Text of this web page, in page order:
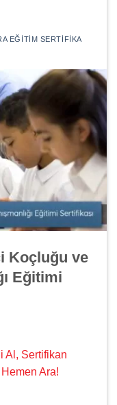
EĞITIM SERTIFIKA
Koçluğu ve
Eğitimi
Al, Sertifikan
Ara!